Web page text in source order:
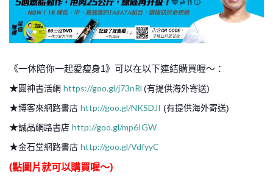
《一休陪你一起愛瘦身1》可以在以下連結購買喔～：
★ 圓神書活網 https://goo.gl/j73nRl (有提供海外寄送)
★博客來網路書店 http://goo.gl/NKSDJI (有提供海外寄送)
★誠品網路書店 http://goo.gl/mp6IGW
★金石堂網路書店 http://goo.gl/VdfyyC
(點圖片就可以購買喔～)